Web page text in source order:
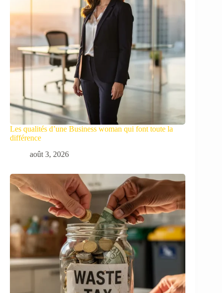
Les qualités d’une Business woman qui font toute la
différence
août 3, 2026